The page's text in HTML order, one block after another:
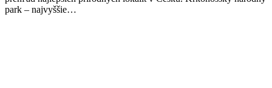
park – najvyššie…